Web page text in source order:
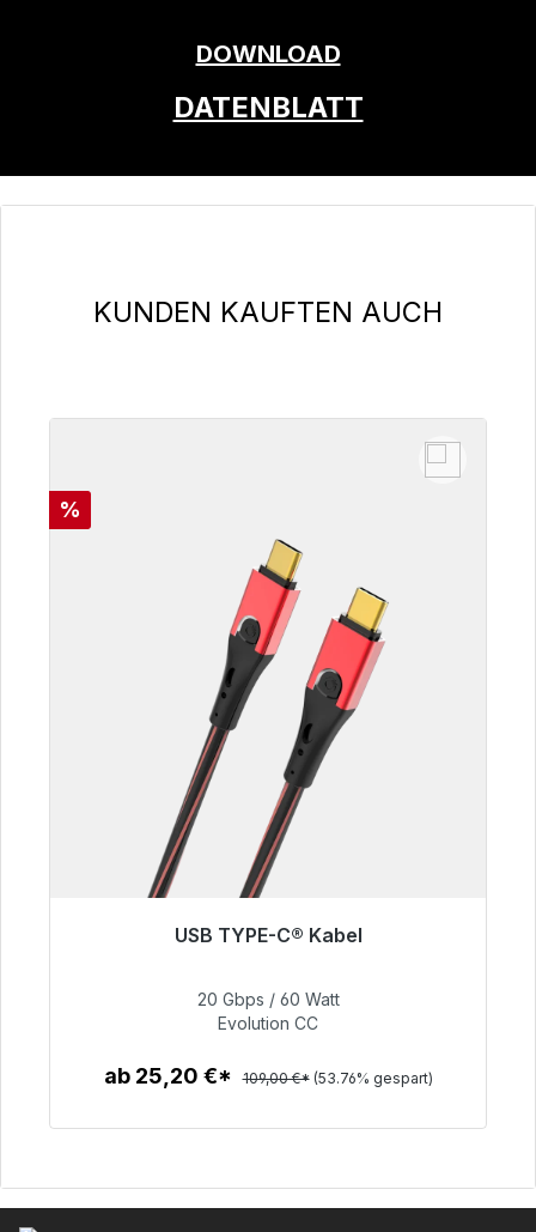
DOWNLOAD
DATENBLATT
Produktgalerie überspringen
KUNDEN KAUFTEN AUCH
Rabatt
%
USB TYPE-C® Kabel
50,40 €
20 Gbps / 60 Watt
Evolution CC
ab 25,20 €* 109,00 €* (53.76% gespart)